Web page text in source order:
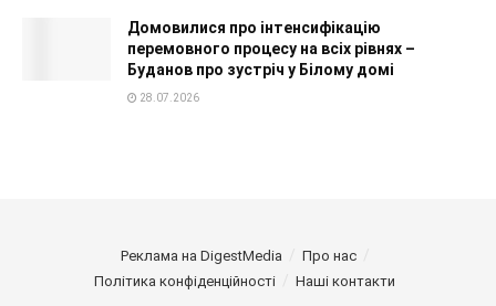
Домовилися про інтенсифікацію
перемовного процесу на всіх рівнях –
Буданов про зустріч у Білому домі
28.07.2026
Реклама на DigestMedia
Про нас
Політика конфіденційності
Наші контакти